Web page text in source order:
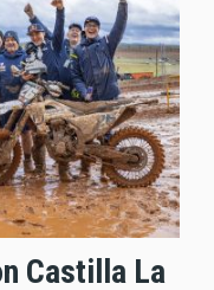
Castilla La